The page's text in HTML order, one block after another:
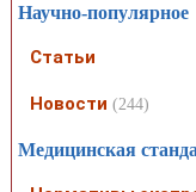
Научно-популярное
Статьи
Новости (244)
Медицинская